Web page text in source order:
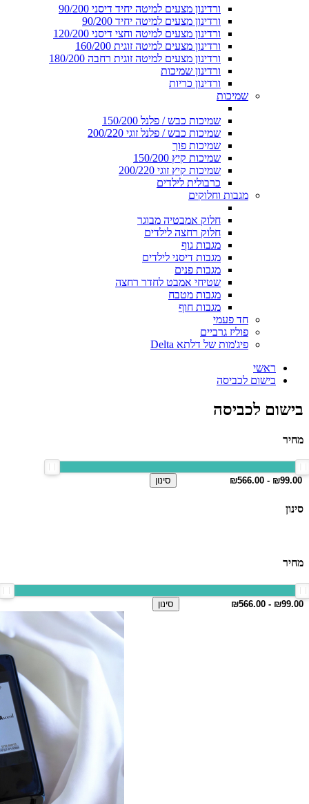
ורדינון מצעים למיטה יחיד דיסני 90/200
ורדינון מצעים למיטה יחיד 90/200
ורדינון מצעים למיטה וחצי דיסני 120/200
ורדינון מצעים למיטה זוגית 160/200
ורדינון מצעים למיטה זוגית רחבה 180/200
ורדינון שמיכות
ורדינון כריות
שמיכות
שמיכות כבש / פלנל 150/200
שמיכות כבש / פלנל זוגי 200/220
שמיכות פוך
שמיכות קיץ 150/200
שמיכות קיץ זוגי 200/220
כרבולית לילדים
מגבות וחלוקים
חלוק אמבטיה מבוגר
חלוק רחצה לילדים
מגבות גוף
מגבות דיסני לילדים
מגבות פנים
שטיחי אמבט לחדר רחצה
מגבות מטבח
מגבות חוף
חד פעמי
פוליז גרביים
פיג'מות של דלתא Delta
ראשי
בישום לכביסה
בישום לכביסה
מחיר
סינון
סינון
מחיר
סינון